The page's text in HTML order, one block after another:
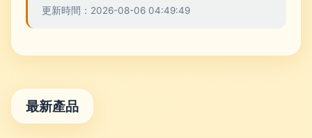
更新時間：2026-08-06 04:49:49
最新產品